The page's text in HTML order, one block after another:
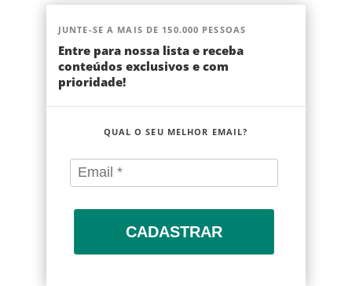
JUNTE-SE A MAIS DE 150.000 PESSOAS
Entre para nossa lista e receba
conteúdos exclusivos e com
prioridade!
QUAL O SEU MELHOR EMAIL?
CADASTRAR